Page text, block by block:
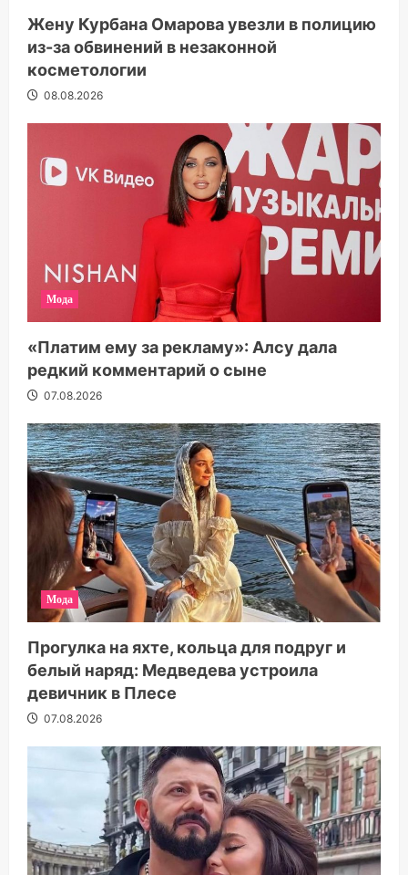
Жену Курбана Омарова увезли в полицию
из-за обвинений в незаконной
косметологии
08.08.2026
Мода
«Платим ему за рекламу»: Алсу дала
редкий комментарий о сыне
07.08.2026
Мода
Прогулка на яхте, кольца для подруг и
белый наряд: Медведева устроила
девичник в Плесе
07.08.2026